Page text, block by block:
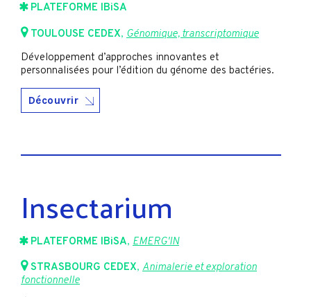
PLATEFORME IBiSA
TOULOUSE CEDEX, Génomique, transcriptomique
Développement d’approches innovantes et
personnalisées pour l’édition du génome des bactéries.
Découvrir
Insectarium
PLATEFORME IBiSA, EMERG'IN
STRASBOURG CEDEX, Animalerie et exploration
fonctionnelle